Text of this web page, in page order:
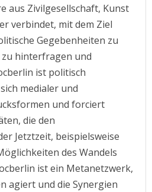
aus Zivilgesellschaft, Kunst
verbindet, mit dem Ziel
Gegebenheiten zu
hinterfragen und
ist politisch
medialer und
und forciert
die den
Jetztzeit, beispielsweise
des Wandels
ist ein Metanetzwerk,
agiert und die Synergien